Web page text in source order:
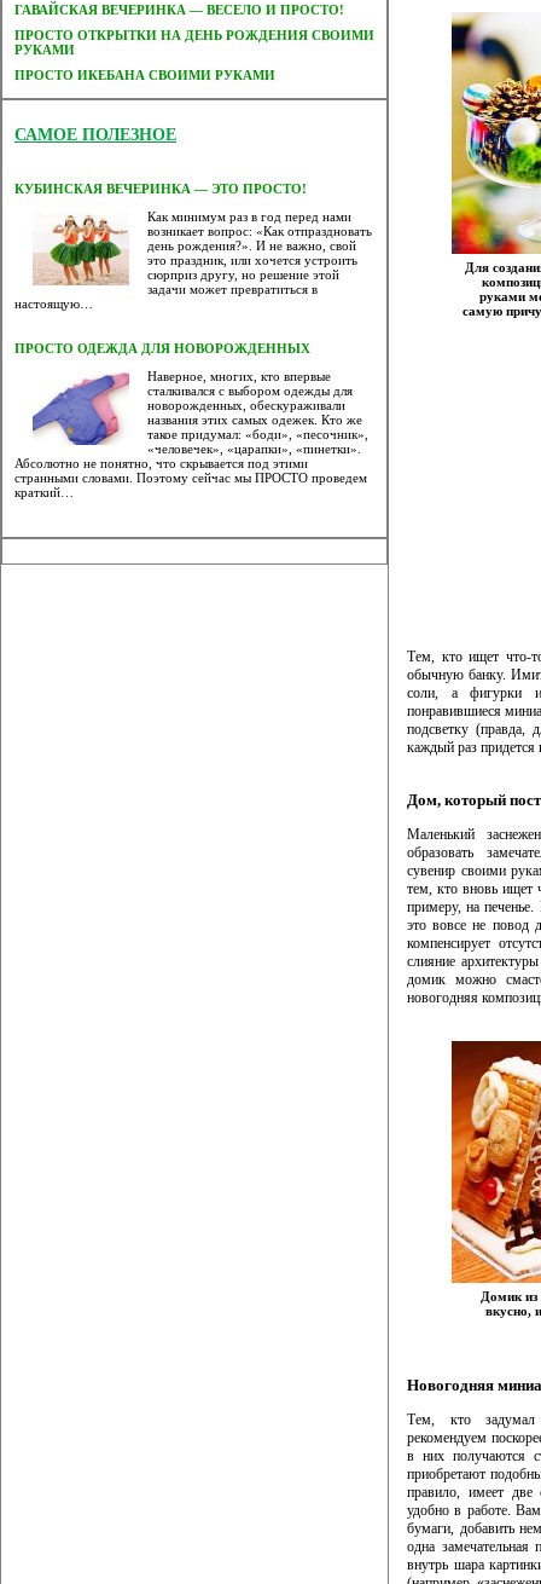
ГАВАЙСКАЯ ВЕЧЕРИНКА — ВЕСЕЛО И ПРОСТО!
ПРОСТО ОТКРЫТКИ НА ДЕНЬ РОЖДЕНИЯ СВОИМИ
РУКАМИ
ПРОСТО ИКЕБАНА СВОИМИ РУКАМИ
САМОЕ ПОЛЕЗНОЕ
КУБИНСКАЯ ВЕЧЕРИНКА — ЭТО ПРОСТО!
Как минимум раз в год перед нами
возникает вопрос: «Как отпраздновать
день рождения?». И не важно, свой
это праздник, или хочется устроить
сюрприз другу, но решение этой
задачи может превратиться в
настоящую…
ПРОСТО ОДЕЖДА ДЛЯ НОВОРОЖДЕННЫХ
Наверное, многих, кто впервые
сталкивался с выбором одежды для
новорожденных, обескураживали
названия этих самых одежек. Кто же
такое придумал: «боди», «песочник»,
«человечек», «царапки», «пинетки».
Абсолютно не понятно, что скрывается под этими
странными словами. Поэтому сейчас мы ПРОСТО проведем
краткий…
Для
руками
самую
Тем, кто ищет что-
обычную банку.
соли, а фигурки
понравившиеся
подсветку (правда,
каждый раз
Дом, который
Маленький
образовать
сувенир своими
тем, кто вновь ищет
примеру, на
это вовсе не повод
компенсирует
слияние
домик можно
новогодняя
Домик из
вкусно,
Новогодняя
Тем, кто задумал
рекомендуем
в них получаются
приобретают
правило, имеет
удобно в работе.
бумаги, добавить
одна замечательная
внутрь шара